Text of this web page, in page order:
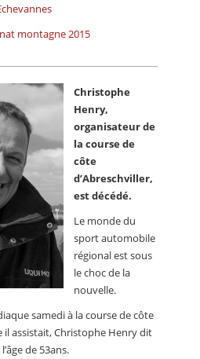
montagne 2015
Christophe
Henry,
organisateur de
la course de
côte
d’Abreschviller,
est décédé.
Le monde du
sport automobile
régional est sous
le choc de la
nouvelle.
samedi à la course de côte
il assistait, Christophe Henry dit
de 53ans.